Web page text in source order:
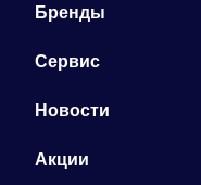
Бренды
Сервис
Новости
Акции